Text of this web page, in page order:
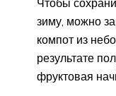
Чтобы
зиму, можно
компот из
результате
фруктовая